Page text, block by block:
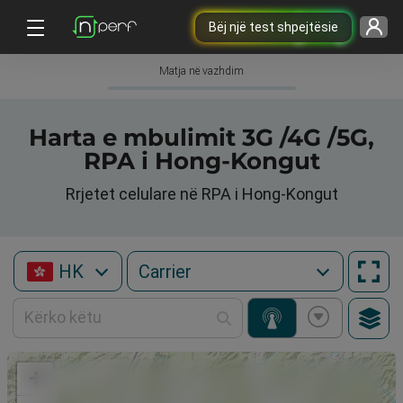
Bëj një test shpejtësie
Matja në vazhdim
Harta e mbulimit 3G /4G /5G,
RPA i Hong-Kongut
Rrjetet celulare në RPA i Hong-Kongut
HK